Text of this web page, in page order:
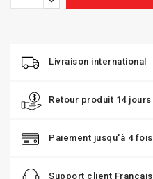
Livraison international
Retour produit 14 jours
Paiement jusqu'à 4 fois
Support client Français